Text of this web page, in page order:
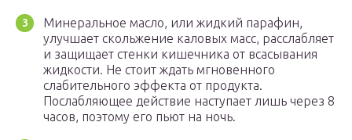
Минеральное масло, или жидкий парафин,
улучшает скольжение каловых масс, расслабляет
и защищает стенки кишечника от всасывания
жидкости. Не стоит ждать мгновенного
слабительного эффекта от продукта.
Послабляющее действие наступает лишь через 8
часов, поэтому его пьют на ночь.